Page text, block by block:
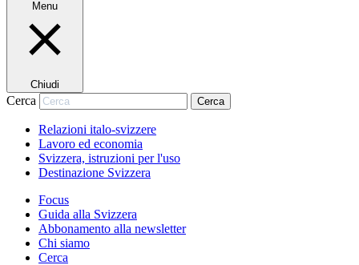
Menu
Chiudi
Cerca Cerca
Relazioni italo-svizzere
Lavoro ed economia
Svizzera, istruzioni per l'uso
Destinazione Svizzera
Focus
Guida alla Svizzera
Abbonamento alla newsletter
Chi siamo
Cerca